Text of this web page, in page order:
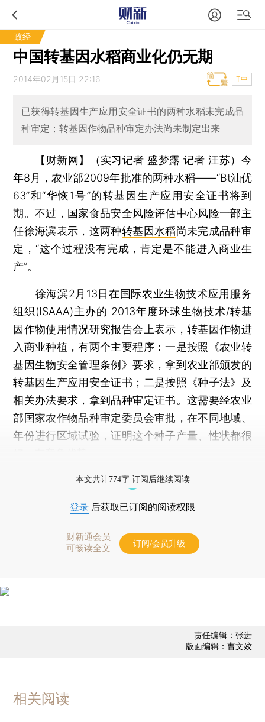
政经
中国转基因水稻商业化仍无期
2014年02月15日 22:16 T中
已获得转基因生产应用安全证书的两种水稻未完成品
种审定；转基因作物品种审定办法尚未制定出来
【财新网】（实习记者 盛梦露 记者 汪苏） 今
年8月，农业部2009年批准的两种水稻——“Bt汕优
63”和“华恢1号”的转基因生产应用安全证书将到
期。不过，国家食品安全风险评估中心风险一部主
任徐海滨表示，这两种转基因水稻尚未完成品种审
定，“这个过程没有完成，肯定是不能进入商业生
产”。
徐海滨2月13日在国际农业生物技术应用服务
组织(ISAAA)主办的 2013年度环球生物技术/转基
因作物使用情况研究报告会上表示，转基因作物进
入商业种植，有两个主要程序：一是按照《农业转
基因生物安全管理条例》要求，拿到农业部颁发的
转基因生产应用安全证书；二是按照《种子法》及
相关办法要求，拿到品种审定证书。这需要经农业
部国家农作物品种审定委员会审批，在不同地域、
年份进行区域试验，证明这个种子产量、性状都很
本文共计774字 订阅后继续阅读
登录 后获取已订阅的阅读权限
财新通会员
可畅读全文
订阅/会员升级
责任编辑：张进
版面编辑：曹文姣
相关阅读